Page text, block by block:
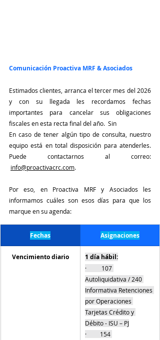
Comunicación Proactiva MRF & Asociados
Estimados clientes, arranca el tercer mes del 2026
y con su llegada les recordamos fechas
importantes para cancelar sus obligaciones
fiscales en esta recta final del año.  Sin
En caso de tener algún tipo de consulta, nuestro
equipo está en total disposición para atenderles.
Puede contactarnos al correo:
info@proactivacrc.com.
Por eso, en Proactiva MRF y Asociados les
informamos cuáles son esos días para que los
marque en su agenda:
Fechas Asignaciones
Vencimiento diario 1 día hábil:
·          107
Autoliquidativa / 240
Informativa Retenciones
por Operaciones
Tarjetas Crédito y
Débito - ISU – PJ
·         154